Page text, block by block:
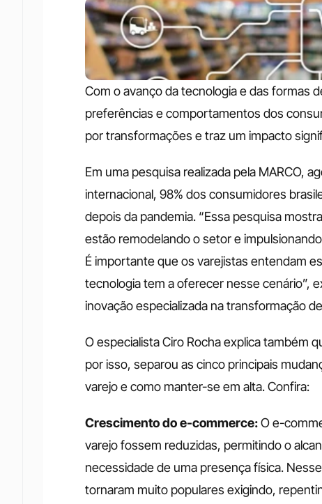
Com o avanço da tecnologia e das formas
preferências e comportamentos dos
por transformações e traz um impacto
Em uma pesquisa realizada pela MARCO,
internacional, 98% dos consumidores
depois da pandemia. “Essa pesquisa
estão remodelando o setor e
É importante que os varejistas entendam
tecnologia tem a oferecer nesse cenário”,
inovação especializada na transformação
O especialista Ciro Rocha explica também
por isso, separou as cinco principais
varejo e como manter-se em alta. Confira:
Crescimento do e-commerce: O e-
varejo fossem reduzidas, permitindo o
necessidade de uma presença física.
tornaram muito populares exigindo,